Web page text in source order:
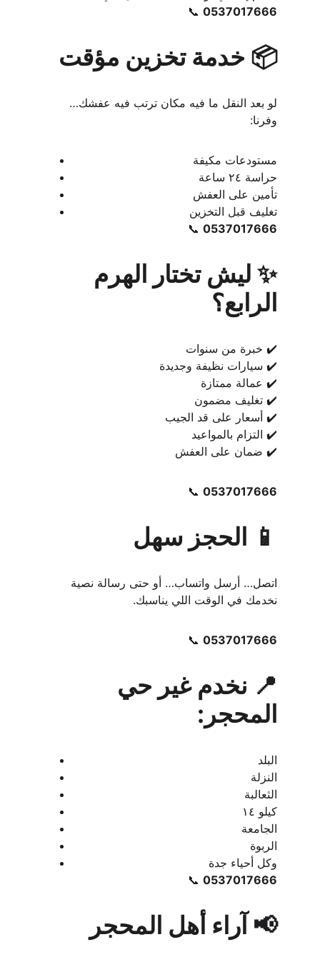
📞 0537017666
📦 خدمة تخزين مؤقت
لو بعد النقل ما فيه مكان ترتب فيه عفشك…
وفرنا:
مستودعات مكيفة
حراسة ٢٤ ساعة
تأمين على العفش
تغليف قبل التخزين
📞 0537017666
✨ ليش تختار الهرم
الرابع؟
✔️ خبرة من سنوات
✔️ سيارات نظيفة وجديدة
✔️ عمالة ممتازة
✔️ تغليف مضمون
✔️ أسعار على قد الجيب
✔️ التزام بالمواعيد
✔️ ضمان على العفش
📞 0537017666
📱 الحجز سهل
اتصل… أرسل واتساب… أو حتى رسالة نصية
نخدمك في الوقت اللي يناسبك.
📞 0537017666
📍 نخدم غير حي
المحجر:
البلد
النزلة
الثعالبة
كيلو ١٤
الجامعة
الربوة
وكل أحياء جدة
📞 0537017666
📢 آراء أهل المحجر